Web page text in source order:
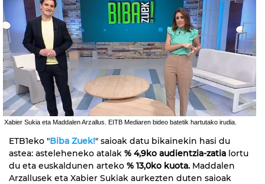
Xabier Sukia eta Maddalen Arzallus. EITB Mediaren bideo batetik hartutako irudia.
ETB1eko "Biba Zuek!" saioak datu bikainekin hasi du
astea: asteleheneko atalak % 4,9ko audientzia-zatia lortu
du eta euskaldunen arteko % 13,0ko kuota. Maddalen
Arzallusek eta Xabier Sukiak aurkezten duten saioak